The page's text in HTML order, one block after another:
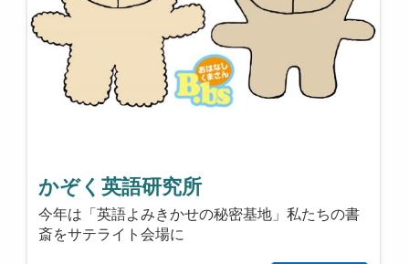
かぞく英語研究所
今年は「英語よみきかせの秘密基地」私たちの書
斎をサテライト会場に